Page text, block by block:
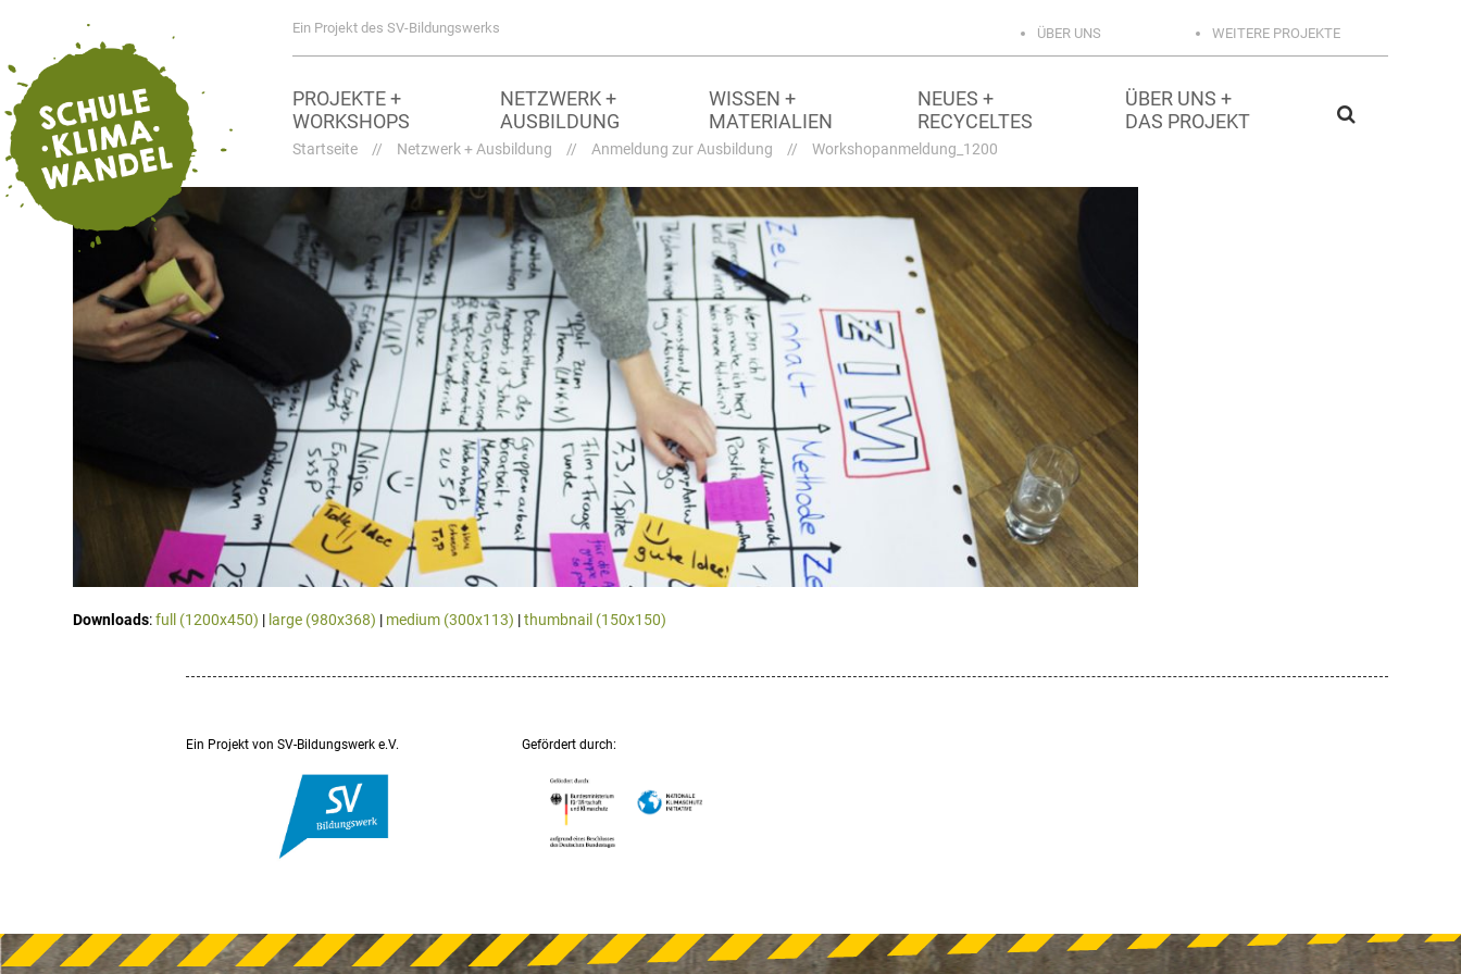
Ein Projekt des SV-Bildungswerks WEITERE PROJEKTE
ÜBER UNS
PROJEKTE +
WORKSHOPS
NETZWERK +
AUSBILDUNG
WISSEN +
MATERIALIEN
NEUES +
RECYCELTES
ÜBER UNS +
DAS PROJEKT
Startseite // Netzwerk + Ausbildung // Anmeldung zur Ausbildung // Workshopanmeldung_1200
Downloads:full (1200x450) | large (980x368) | medium (300x113) |thumbnail (150x150)
Ein Projekt von SV-Bildungswerk e.V. Gefördert durch: